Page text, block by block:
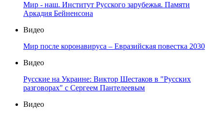
Мир - наш. Институт Русского зарубежья. Памяти
Аркадия Бейненсона
Видео
Мир после коронавируса – Евразийская повестка 2030
Видео
Русские на Украине: Виктор Шестаков в "Русских
разговорах" с Сергеем Пантелеевым
Видео